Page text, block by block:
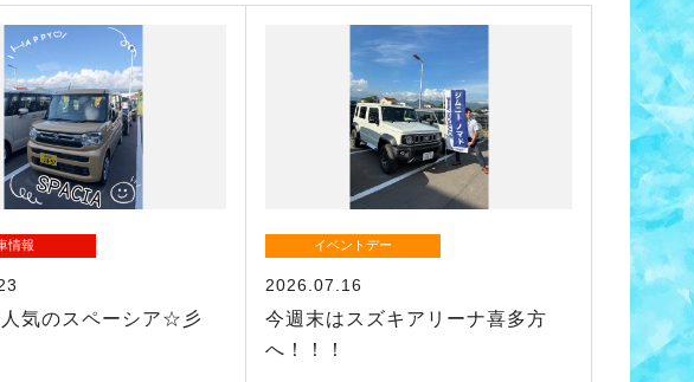
情報
気のスペーシア☆彡
イベントデー
2026.07.16
今週末はスズキアリーナ喜多方
へ！！！